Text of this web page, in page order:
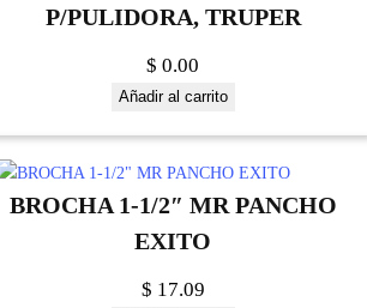
P/PULIDORA, TRUPER
$ 0.00
Añadir al carrito
BROCHA 1-1/2″ MR PANCHO
EXITO
$ 17.09